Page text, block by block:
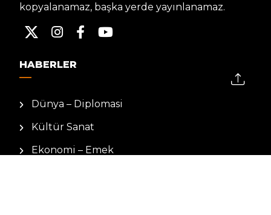
kopyalanamaz, başka yerde yayınlanamaz.
HABERLER
Dünya – Diplomasi
Kültür Sanat
Ekonomi – Emek